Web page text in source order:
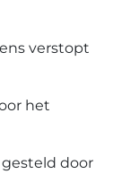
verstopt
het
door